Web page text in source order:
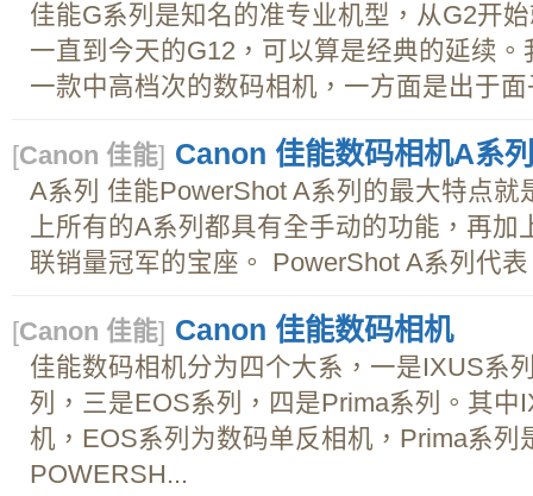
佳能G系列是知名的准专业机型，从G2开
一直到今天的G12，可以算是经典的延续
一款中高档次的数码相机，一方面是出于
[Canon 佳能] Canon 佳能数码相机A系列
A系列 佳能PowerShot A系列的最大特点就
上所有的A系列都具有全手动的功能，再
联销量冠军的宝座。 PowerShot A系列代
[Canon 佳能] Canon 佳能数码相机
佳能数码相机分为四个大系，一是IXUS系
列，三是EOS系列，四是Prima系列。其中
机，EOS系列为数码单反相机，Prima系列
POWERSH...